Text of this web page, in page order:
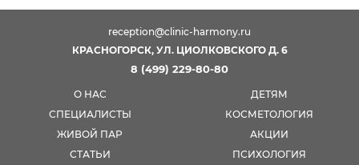
reception@clinic-harmony.ru
КРАСНОГОРСК, УЛ. ЦИОЛКОВСКОГО Д. 6
8 (499) 229-80-80
О НАС
ДЕТЯМ
СПЕЦИАЛИСТЫ
КОСМЕТОЛОГИЯ
ЖИВОЙ ПАР
АКЦИИ
СТАТЬИ
ПСИХОЛОГИЯ